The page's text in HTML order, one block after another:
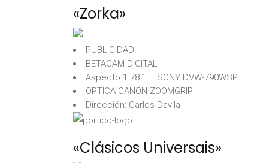
«Zorka»
PUBLICIDAD
BETACAM DIGITAL
Aspecto 1.78:1 – SONY DVW-790WSP
OPTICA CANON ZOOMGRIP
Dirección: Carlos Davila
«Clásicos Universais»